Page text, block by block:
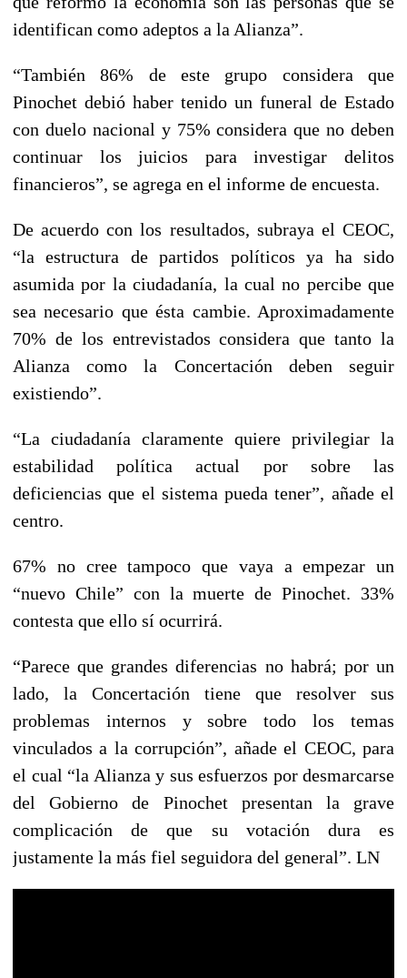
identifican como adeptos a la Alianza”.
“También 86% de este grupo considera que
Pinochet debió haber tenido un funeral de Estado
con duelo nacional y 75% considera que no deben
continuar los juicios para investigar delitos
financieros”, se agrega en el informe de encuesta.
De acuerdo con los resultados, subraya el CEOC,
“la estructura de partidos políticos ya ha sido
asumida por la ciudadanía, la cual no percibe que
sea necesario que ésta cambie. Aproximadamente
70% de los entrevistados considera que tanto la
Alianza como la Concertación deben seguir
existiendo”.
“La ciudadanía claramente quiere privilegiar la
estabilidad política actual por sobre las
deficiencias que el sistema pueda tener”, añade el
centro.
67% no cree tampoco que vaya a empezar un
“nuevo Chile” con la muerte de Pinochet. 33%
contesta que ello sí ocurrirá.
“Parece que grandes diferencias no habrá; por un
lado, la Concertación tiene que resolver sus
problemas internos y sobre todo los temas
vinculados a la corrupción”, añade el CEOC, para
el cual “la Alianza y sus esfuerzos por desmarcarse
del Gobierno de Pinochet presentan la grave
complicación de que su votación dura es
justamente la más fiel seguidora del general”. LN